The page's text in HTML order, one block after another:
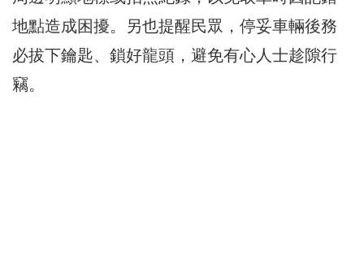
地點造成困擾。另也提醒民眾，停妥車輛後務
必拔下鑰匙、鎖好龍頭，避免有心人士趁隙行
竊。